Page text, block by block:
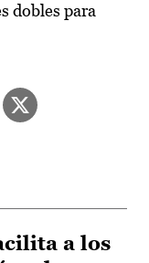
dobles para
a los